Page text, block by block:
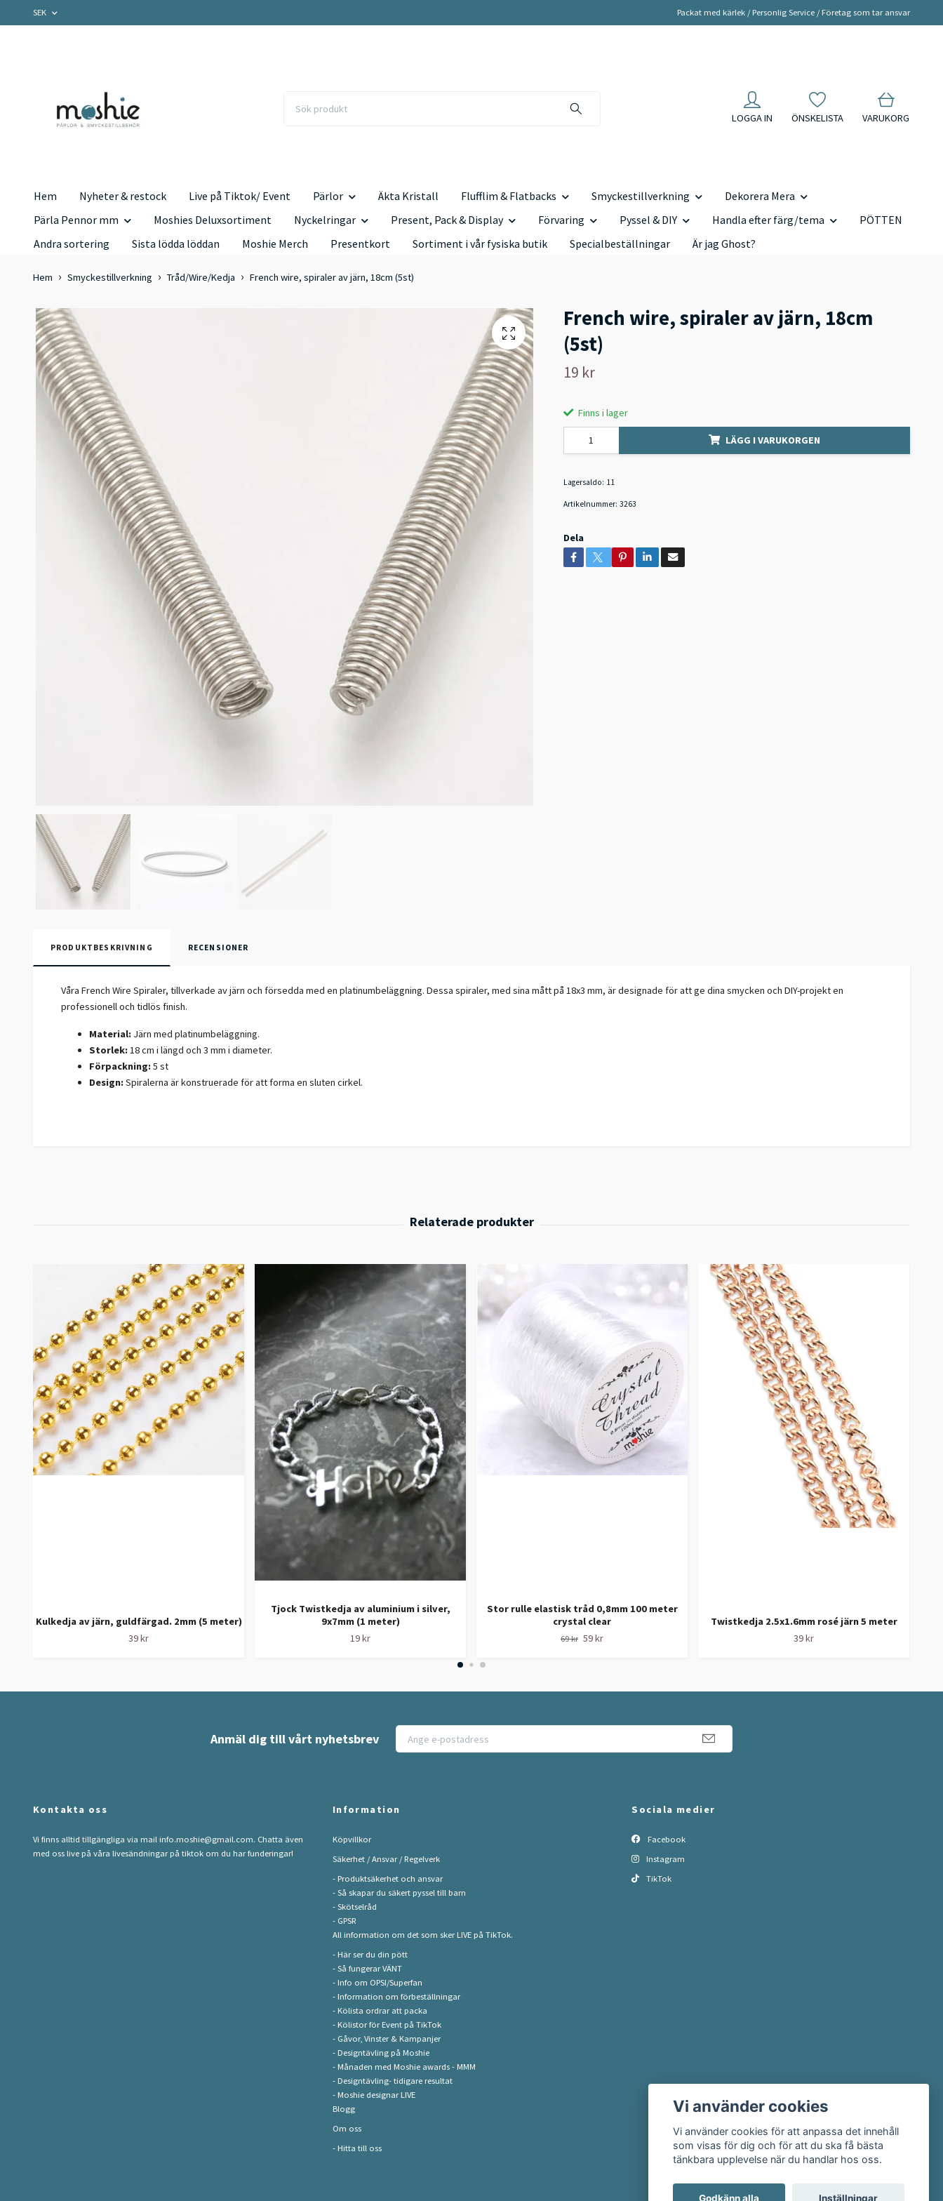
SEK Packat med kärlek / Personlig Service / Företag som tar ansvar
LOGGA IN ÖNSKELISTA VARUKORG
Hem Nyheter & restock Live på Tiktok/ Event Pärlor Äkta Kristall Flufflim & Flatbacks Smyckestillverkning
Dekorera Mera
Pärla Pennor mm
Moshies Deluxsortiment Nyckelringar Present, Pack & Display Förvaring Pyssel & DIY Handla efter färg/tema
PÖTTEN
Andra sortering
Sista lödda löddan Moshie Merch Presentkort Sortiment i vår fysiska butik Specialbeställningar Är jag Ghost?
Hem Smyckestillverkning Tråd/Wire/Kedja French wire, spiraler av järn, 18cm (5st)
French wire, spiraler av järn, 18cm
(5st)
19 kr
Finns i lager
LÄGG I VARUKORGEN
Lagersaldo: 11
Artikelnummer: 3263
Dela
PRODUKTBESKRIVNING RECENSIONER
Våra French Wire Spiraler, tillverkade av järn och försedda med en platinumbeläggning. Dessa spiraler, med sina mått på 18x3 mm, är designade för att ge dina smycken och DIY-projekt en
professionell och tidlös finish.
Material: Järn med platinumbeläggning.
Storlek: 18 cm i längd och 3 mm i diameter.
Förpackning:5 st
Design:Spiralerna är konstruerade för att forma en sluten cirkel.
Kulkedja av järn, guldfärgad. 2mm (5 meter)
39 kr
Tjock Twistkedja av aluminium i silver,
9x7mm (1 meter)
19 kr
Stor rulle elastisk tråd 0,8mm 100 meter
crystal clear
69 kr 59 kr
Twistkedja 2.5x1.6mm rosé järn 5 meter
39 kr
Anmäl dig till vårt nyhetsbrev
Kontakta oss
Vi finns alltid tillgängliga via mail info.moshie@gmail.com. Chatta även
med oss live på våra livesändningar på tiktok om du har funderingar!
Information
Köpvillkor
Säkerhet / Ansvar / Regelverk
- Produktsäkerhet och ansvar
- Så skapar du säkert pyssel till barn
- Skötselråd
- GPSR
All information om det som sker LIVE på TikTok.
- Här ser du din pött
- Så fungerar VÄNT
- Info om OPSI/Superfan
- Information om förbeställningar
- Kölista ordrar att packa
- Kölistor för Event på TikTok
- Gåvor, Vinster & Kampanjer
- Designtävling på Moshie
- Månaden med Moshie awards - MMM
- Designtävling- tidigare resultat
- Moshie designar LIVE
Blogg
Om oss
- Hitta till oss
Sociala medier
Facebook
Instagram
TikTok
Vi använder cookies
Vi använder cookies för att anpassa det innehåll
som visas för dig och för att du ska få bästa
tänkbara upplevelse när du handlar hos oss.
Godkänn alla Inställningar